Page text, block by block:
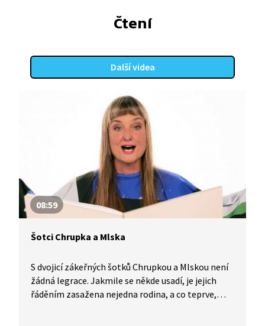
Čtení
Další videa
08:59
Šotci Chrupka a Mlska
S dvojicí zákeřných šotků Chrupkou a Mlskou není
žádná legrace. Jakmile se někde usadí, je jejich
řáděním zasažena nejedna rodina, a co teprve,